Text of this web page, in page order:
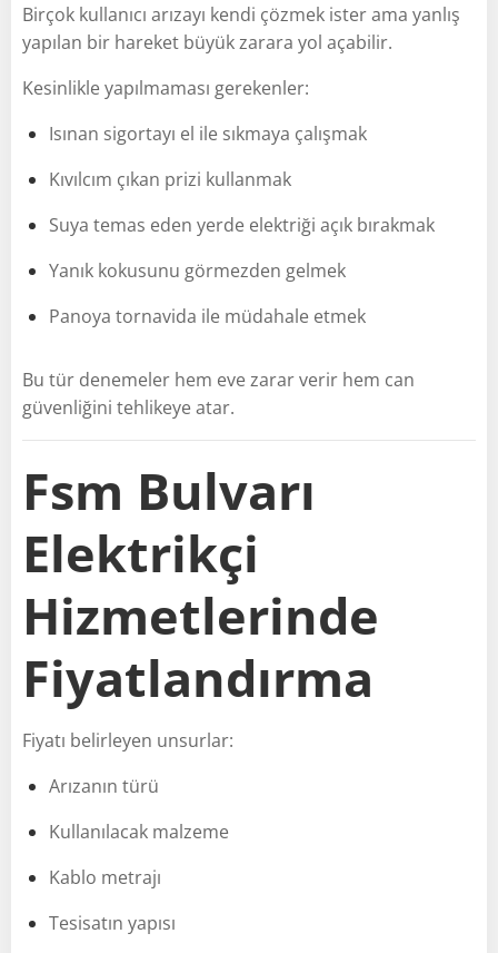
Birçok kullanıcı arızayı kendi çözmek ister ama yanlış
yapılan bir hareket büyük zarara yol açabilir.
Kesinlikle yapılmaması gerekenler:
Isınan sigortayı el ile sıkmaya çalışmak
Kıvılcım çıkan prizi kullanmak
Suya temas eden yerde elektriği açık bırakmak
Yanık kokusunu görmezden gelmek
Panoya tornavida ile müdahale etmek
Bu tür denemeler hem eve zarar verir hem can
güvenliğini tehlikeye atar.
Fsm Bulvarı
Elektrikçi
Hizmetlerinde
Fiyatlandırma
Fiyatı belirleyen unsurlar:
Arızanın türü
Kullanılacak malzeme
Kablo metrajı
Tesisatın yapısı